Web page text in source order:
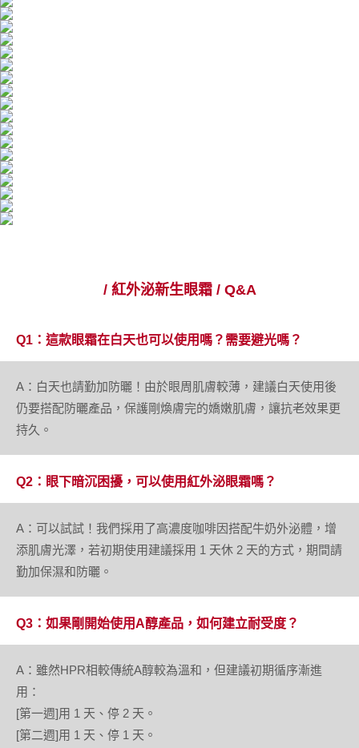
/ 紅外泌新生眼霜 / Q&A
Q1：這款眼霜在白天也可以使用嗎？需要避光嗎？
A：白天也請勤加防曬！由於眼周肌膚較薄，建議白天使用後
仍要搭配防曬產品，保護剛煥膚完的嬌嫩肌膚，讓抗老效果更
持久。
Q2：眼下暗沉困擾，可以使用紅外泌眼霜嗎？
A：可以試試！我們採用了高濃度咖啡因搭配牛奶外泌體，增
添肌膚光澤，若初期使用建議採用 1 天休 2 天的方式，期間請
勤加保濕和防曬。
Q3：如果剛開始使用A醇產品，如何建立耐受度？
A：雖然HPR相較傳統A醇較為溫和，但建議初期循序漸進
用：
[第一週]用 1 天、停 2 天。
[第二週]用 1 天、停 1 天。